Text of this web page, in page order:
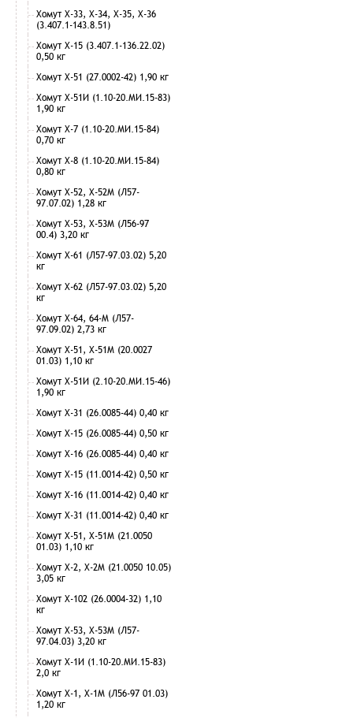
Хомут Х-33, Х-34, Х-35, Х-36
(3.407.1-143.8.51)
Хомут Х-15 (3.407.1-136.22.02)
0,50 кг
Хомут Х-51 (27.0002-42) 1,90 кг
Хомут Х-51И (1.10-20.МИ.15-83)
1,90 кг
Хомут Х-7 (1.10-20.МИ.15-84)
0,70 кг
Хомут Х-8 (1.10-20.МИ.15-84)
0,80 кг
Хомут Х-52, Х-52М (Л57-
97.07.02) 1,28 кг
Хомут Х-53, Х-53М (Л56-97
00.4) 3,20 кг
Хомут Х-61 (Л57-97.03.02) 5,20
кг
Хомут Х-62 (Л57-97.03.02) 5,20
кг
Хомут Х-64, 64-М (Л57-
97.09.02) 2,73 кг
Хомут Х-51, Х-51М (20.0027
01.03) 1,10 кг
Хомут Х-51И (2.10-20.МИ.15-46)
1,90 кг
Хомут Х-31 (26.0085-44) 0,40 кг
Хомут Х-15 (26.0085-44) 0,50 кг
Хомут Х-16 (26.0085-44) 0,40 кг
Хомут Х-15 (11.0014-42) 0,50 кг
Хомут Х-16 (11.0014-42) 0,40 кг
Хомут Х-31 (11.0014-42) 0,40 кг
Хомут Х-51, Х-51М (21.0050
01.03) 1,10 кг
Хомут Х-2, Х-2М (21.0050 10.05)
3,05 кг
Хомут Х-102 (26.0004-32) 1,10
кг
Хомут Х-53, Х-53М (Л57-
97.04.03) 3,20 кг
Хомут Х-1И (1.10-20.МИ.15-83)
2,0 кг
Хомут Х-1, Х-1М (Л56-97 01.03)
1,20 кг